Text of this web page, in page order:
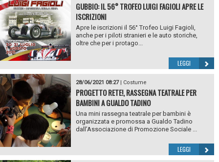
GUBBIO: IL 56° TROFEO LUIGI FAGIOLI APRE LE
ISCRIZIONI
Apre le iscrizioni il 56° Trofeo Luigi Fagioli,
anche per i piloti stranieri e le auto storiche,
oltre che per i protago...
LEGGI
28/06/2021 08:27| Costume
PROGETTO RETE!, RASSEGNA TEATRALE PER
BAMBINI A GUALDO TADINO
Una mini rassegna teatrale per bambini è
organizzata e promossa a Gualdo Tadino
dall’Associazione di Promozione Sociale ...
LEGGI